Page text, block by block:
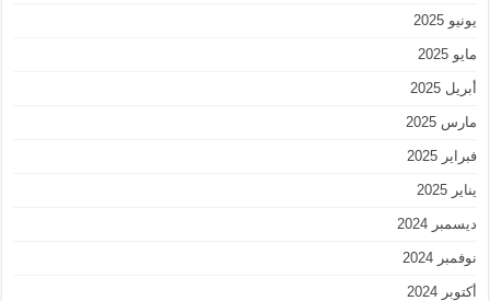
يونيو 2025
مايو 2025
أبريل 2025
مارس 2025
فبراير 2025
يناير 2025
ديسمبر 2024
نوفمبر 2024
أكتوبر 2024